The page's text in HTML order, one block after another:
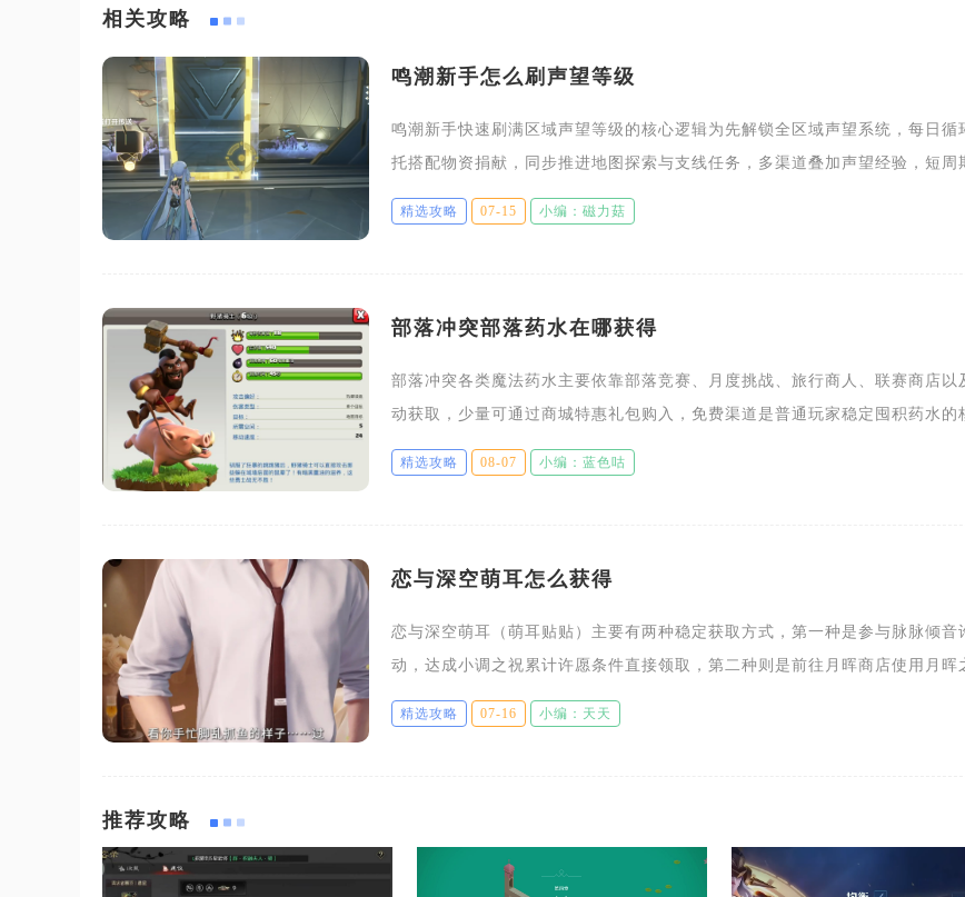
相关攻略
鸣潮新手怎么刷声望等级
鸣潮新手快速刷满区域声望等级的核心逻辑为先解锁全区域声望系统，每日循
托搭配物资捐献，同步推进地图探索与支线任务，多渠道叠加声望经验，短周
把单地区声望拉满，解锁专属坐骑、锻造图纸、稀缺养成材料与大量星声奖励
开荒阶段性价
精选攻略 07-15 小编：磁力菇
部落冲突部落药水在哪获得
部落冲突各类魔法药水主要依靠部落竞赛、月度挑战、旅行商人、联赛商店以
动获取，少量可通过商城特惠礼包购入，免费渠道是普通玩家稳定囤积药水的
径。部落竞赛属于获取药水最稳定的免费渠道，部落成员共同完成任务积攒积
档位解锁对应奖
精选攻略 08-07 小编：蓝色咕
恋与深空萌耳怎么获得
恋与深空萌耳（萌耳贴贴）主要有两种稳定获取方式，第一种是参与脉脉倾音
动，达成小调之祝累计许愿条件直接领取，第二种则是前往月晖商店使用月晖
兑换，没有其他常驻免费掉落渠道。这款头饰属于全男主通用装饰，风格为垂
耳，解锁之后可
精选攻略 07-16 小编：天天
推荐攻略